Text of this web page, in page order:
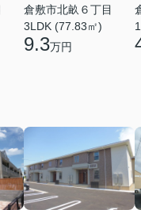
倉敷市北畝６丁目
3LDK (77.83㎡)
9.3万円